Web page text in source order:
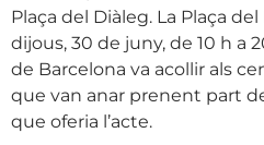
Plaça del Diàleg. La Plaça
dijous, 30 de juny, de 10 h a
de Barcelona va acollir als
que van anar prenent part
que oferia l’acte.